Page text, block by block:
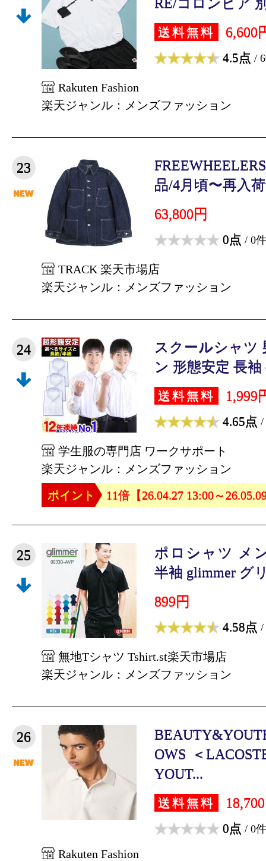
送料無料 6,600
4.5点 /
Rakuten Fashion
楽天ジャンル：メンズファッション
23
品/4月頃〜再入
63,800円
0点 / 0件
TRACK 楽天市場店
楽天ジャンル：メンズファッション
24
スクールシャツ
ン 形態安定 長袖
送料無料 1,999
4.65点 /
学生服の専門店 ワークサポート
楽天ジャンル：メンズファッション
ポイント
11倍【26.04.27 13:00～
25
ポロシャツ メ
半袖 glimmer グ
899円
4.58点 /
無地Tシャツ Tshirt.st楽天市場店
楽天ジャンル：メンズファッション
26
OWS ＜
YOUT...
送料無料
0点 / 0件
Rakuten Fashion